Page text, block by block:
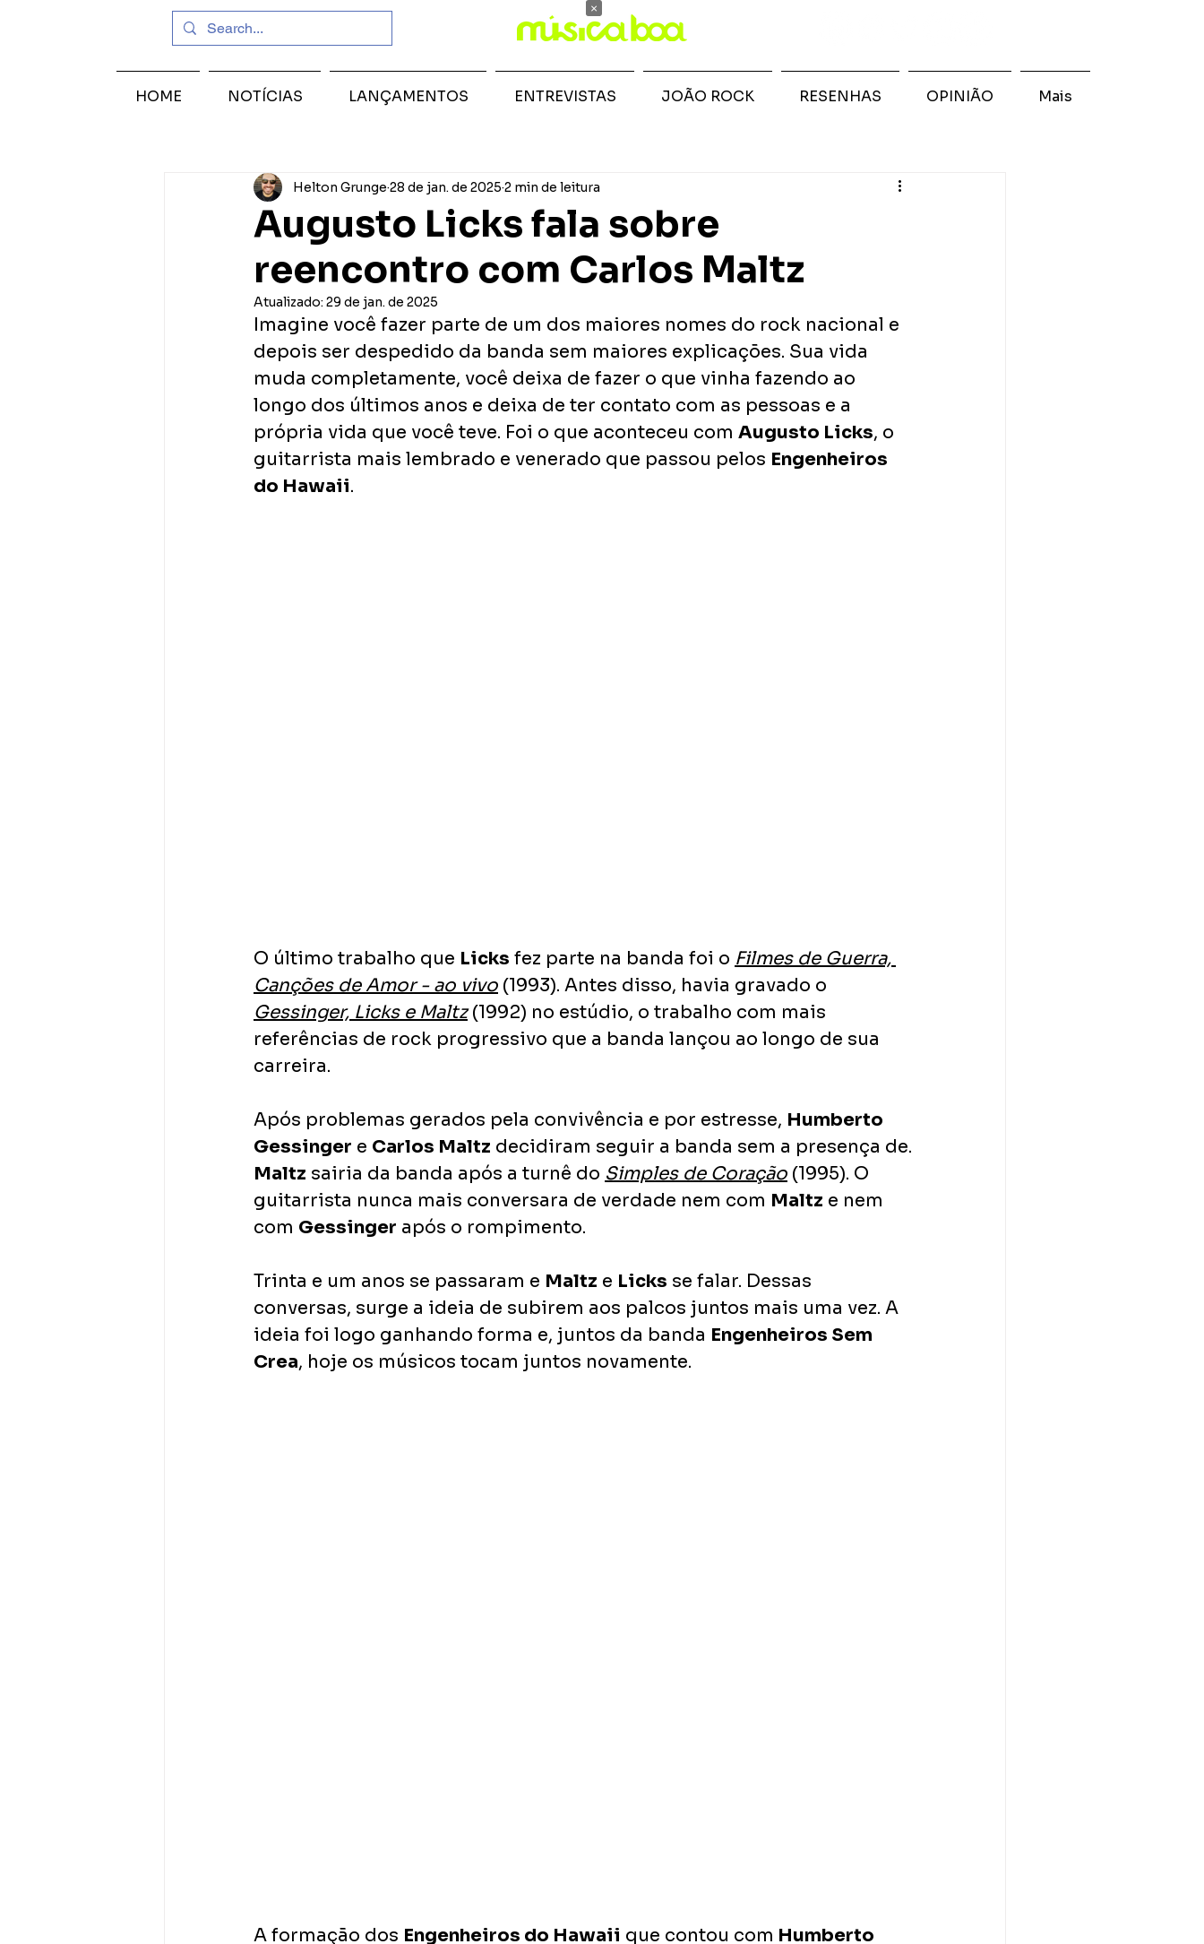
Augusto Licks fala sobre
reencontro com Carlos Maltz
Helton Grunge 28 de jan. de 2025 2 min de leitura
Atualizado: 29 de jan. de 2025
Imagine você fazer parte de um dos maiores nomes do rock nacional e
depois ser despedido da banda sem maiores explicações. Sua vida
muda completamente, você deixa de fazer o que vinha fazendo ao
longo dos últimos anos e deixa de ter contato com as pessoas e a
própria vida que você teve. Foi o que aconteceu com Augusto Licks, o
guitarrista mais lembrado e venerado que passou pelos Engenheiros
do Hawaii.
O último trabalho que Licks fez parte na banda foi o Filmes de Guerra,
Canções de Amor - ao vivo (1993). Antes disso, havia gravado o
Gessinger, Licks e Maltz (1992) no estúdio, o trabalho com mais
referências de rock progressivo que a banda lançou ao longo de sua
carreira.
Após problemas gerados pela convivência e por estresse, Humberto
Gessinger e Carlos Maltz decidiram seguir a banda sem a presença de.
Maltz sairia da banda após a turnê do Simples de Coração (1995). O
guitarrista nunca mais conversara de verdade nem com Maltz e nem
com Gessinger após o rompimento.
Trinta e um anos se passaram e Maltz e Licks se falar. Dessas
conversas, surge a ideia de subirem aos palcos juntos mais uma vez. A
ideia foi logo ganhando forma e, juntos da banda Engenheiros Sem
Crea, hoje os músicos tocam juntos novamente.
A formação dos Engenheiros do Hawaii que contou com Humberto
HOME NOTÍCIAS LANÇAMENTOS ENTREVISTAS JOÃO ROCK RESENHAS OPINIÃO Mais
×